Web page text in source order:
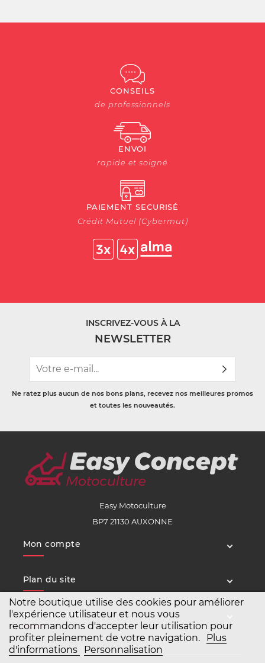
Notre boutique utilise des cookies pour améliorer
l'expérience utilisateur et nous vous
recommandons d'accepter leur utilisation pour
profiter pleinement de votre navigation.
Plus
d'informations
Personnalisation
CONSEILS
de professionnels
ENVOI
rapide et soigné
PAIEMENT SECURISÉ
Crédit Mutuel (Cybermut)
INSCRIVEZ-VOUS À LA
NEWSLETTER
Ne ratez plus aucun de nos bons plans, recevez nos meilleures promos
et toutes les nouveautés.
Easy Motoculture
BP7 21130 AUXONNE
Mon compte
Plan du site
Service client